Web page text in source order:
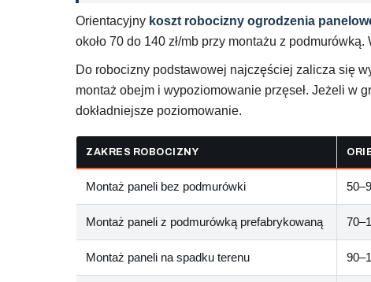
Orientacyjny koszt robocizny ogrodzenia
około 70 do 140 zł/mb przy montażu z
Do robocizny podstawowej najczęściej zalicza się
montaż obejm i wypoziomowanie przęseł. Jeżeli w
dokładniejsze poziomowanie.
ZAKRES ROBOCIZNY
Montaż paneli bez podmurówki
Montaż paneli z podmurówką prefabrykowaną
Montaż paneli na spadku terenu